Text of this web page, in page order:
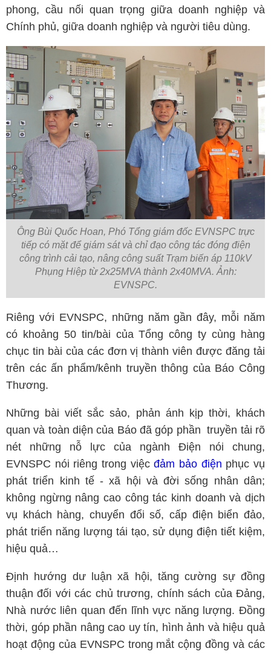
phong, cầu nối quan trọng giữa doanh nghiệp và
Chính phủ, giữa doanh nghiệp và người tiêu dùng.
Ông Bùi Quốc Hoan, Phó Tổng giám đốc EVNSPC trực
tiếp có mặt để giám sát và chỉ đạo công tác đóng điện
công trình cải tạo, nâng công suất Trạm biến áp 110kV
Phụng Hiệp từ 2x25MVA thành 2x40MVA. Ảnh:
EVNSPC.
Riêng với EVNSPC, những năm gần đây, mỗi năm
có khoảng 50 tin/bài của Tổng công ty cùng hàng
chục tin bài của các đơn vị thành viên được đăng tải
trên các ấn phẩm/kênh truyền thông của Báo Công
Thương.
Những bài viết sắc sảo, phản ánh kịp thời, khách
quan và toàn diện của Báo đã góp phần truyền tải rõ
nét những nỗ lực của ngành Điện nói chung,
EVNSPC nói riêng trong việcđảm bảo điện phục vụ
phát triển kinh tế - xã hội và đời sống nhân dân;
không ngừng nâng cao công tác kinh doanh và dịch
vụ khách hàng, chuyển đổi số, cấp điện biển đảo,
phát triển năng lượng tái tạo, sử dụng điện tiết kiệm,
hiệu quả…
Định hướng dư luận xã hội, tăng cường sự đồng
thuận đối với các chủ trương, chính sách của Đảng,
Nhà nước liên quan đến lĩnh vực năng lượng. Đồng
thời, góp phần nâng cao uy tín, hình ảnh và hiệu quả
hoạt động của EVNSPC trong mắt cộng đồng và các